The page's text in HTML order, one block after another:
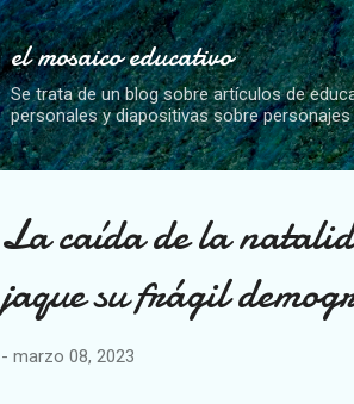
el mosaico educativo
Se trata de un blog sobre artículos de
personales y diapositivas sobre
La caída de la
jaque su frágil
- marzo 08, 2023